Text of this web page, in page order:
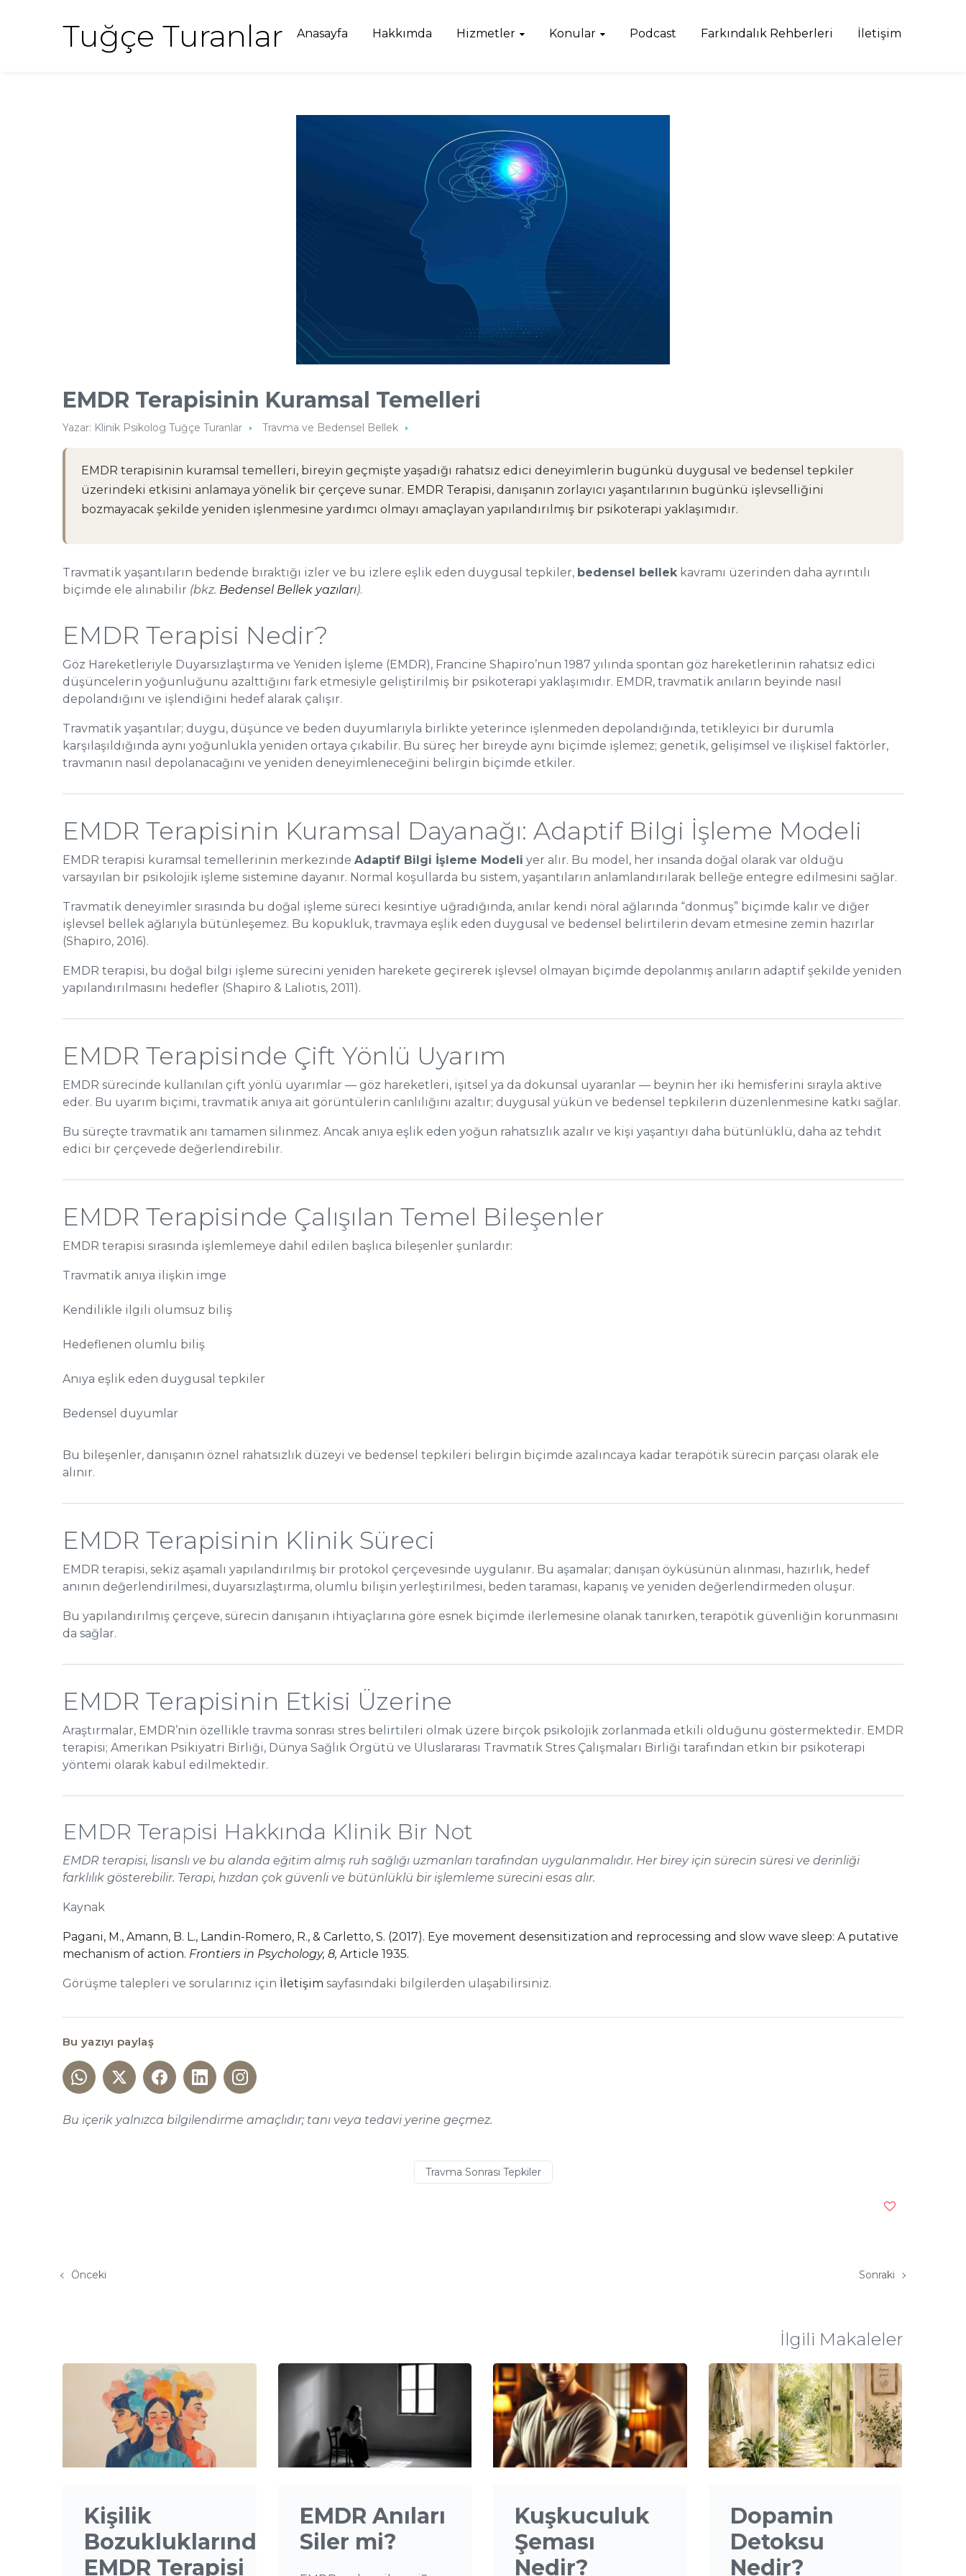
Tuğçe Turanlar Anasayfa Hakkımda Hizmetler Konular Podcast Farkındalık Rehberleri İletişim
EMDR Terapisinin Kuramsal Temelleri
Yazar: Klinik Psikolog Tuğçe Turanlar Travma ve Bedensel Bellek
EMDR terapisinin kuramsal temelleri, bireyin geçmişte yaşadığı rahatsız edici deneyimlerin bugünkü duygusal ve bedensel tepkiler
üzerindeki etkisini anlamaya yönelik bir çerçeve sunar. EMDR Terapisi, danışanın zorlayıcı yaşantılarının bugünkü işlevselliğini
bozmayacak şekilde yeniden işlenmesine yardımcı olmayı amaçlayan yapılandırılmış bir psikoterapi yaklaşımıdır.
Travmatik yaşantıların bedende bıraktığı izler ve bu izlere eşlik eden duygusal tepkiler, bedensel bellekkavramı üzerinden daha ayrıntılı
biçimde ele alınabilir (bkz. Bedensel Bellek yazıları).
EMDR Terapisi Nedir?
Göz Hareketleriyle Duyarsızlaştırma ve Yeniden İşleme (EMDR), Francine Shapiro’nun 1987 yılında spontan göz hareketlerinin rahatsız edici
düşüncelerin yoğunluğunu azalttığını fark etmesiyle geliştirilmiş bir psikoterapi yaklaşımıdır. EMDR, travmatik anıların beyinde nasıl
depolandığını ve işlendiğini hedef alarak çalışır.
Travmatik yaşantılar; duygu, düşünce ve beden duyumlarıyla birlikte yeterince işlenmeden depolandığında, tetikleyici bir durumla
karşılaşıldığında aynı yoğunlukla yeniden ortaya çıkabilir. Bu süreç her bireyde aynı biçimde işlemez; genetik, gelişimsel ve ilişkisel faktörler,
travmanın nasıl depolanacağını ve yeniden deneyimleneceğini belirgin biçimde etkiler.
EMDR Terapisinin Kuramsal Dayanağı: Adaptif Bilgi İşleme Modeli
EMDR terapisi kuramsal temellerinin merkezinde Adaptif Bilgi İşleme Modeli yer alır. Bu model, her insanda doğal olarak var olduğu
varsayılan bir psikolojik işleme sistemine dayanır. Normal koşullarda bu sistem, yaşantıların anlamlandırılarak belleğe entegre edilmesini sağlar.
Travmatik deneyimler sırasında bu doğal işleme süreci kesintiye uğradığında, anılar kendi nöral ağlarında “donmuş” biçimde kalır ve diğer
işlevsel bellek ağlarıyla bütünleşemez. Bu kopukluk, travmaya eşlik eden duygusal ve bedensel belirtilerin devam etmesine zemin hazırlar
(Shapiro, 2016).
EMDR terapisi, bu doğal bilgi işleme sürecini yeniden harekete geçirerek işlevsel olmayan biçimde depolanmış anıların adaptif şekilde yeniden
yapılandırılmasını hedefler (Shapiro & Laliotis, 2011).
EMDR Terapisinde Çift Yönlü Uyarım
EMDR sürecinde kullanılan çift yönlü uyarımlar — göz hareketleri, işitsel ya da dokunsal uyaranlar — beynin her iki hemisferini sırayla aktive
eder. Bu uyarım biçimi, travmatik anıya ait görüntülerin canlılığını azaltır; duygusal yükün ve bedensel tepkilerin düzenlenmesine katkı sağlar.
Bu süreçte travmatik anı tamamen silinmez. Ancak anıya eşlik eden yoğun rahatsızlık azalır ve kişi yaşantıyı daha bütünlüklü, daha az tehdit
edici bir çerçevede değerlendirebilir.
EMDR Terapisinde Çalışılan Temel Bileşenler
EMDR terapisi sırasında işlemlemeye dahil edilen başlıca bileşenler şunlardır:
Travmatik anıya ilişkin imge
Kendilikle ilgili olumsuz biliş
Hedeflenen olumlu biliş
Anıya eşlik eden duygusal tepkiler
Bedensel duyumlar
Bu bileşenler, danışanın öznel rahatsızlık düzeyi ve bedensel tepkileri belirgin biçimde azalıncaya kadar terapötik sürecin parçası olarak ele
alınır.
EMDR Terapisinin Klinik Süreci
EMDR terapisi, sekiz aşamalı yapılandırılmış bir protokol çerçevesinde uygulanır. Bu aşamalar; danışan öyküsünün alınması, hazırlık, hedef
anının değerlendirilmesi, duyarsızlaştırma, olumlu bilişin yerleştirilmesi, beden taraması, kapanış ve yeniden değerlendirmeden oluşur.
Bu yapılandırılmış çerçeve, sürecin danışanın ihtiyaçlarına göre esnek biçimde ilerlemesine olanak tanırken, terapötik güvenliğin korunmasını
da sağlar.
EMDR Terapisinin Etkisi Üzerine
Araştırmalar, EMDR’nin özellikle travma sonrası stres belirtileri olmak üzere birçok psikolojik zorlanmada etkili olduğunu göstermektedir. EMDR
terapisi; Amerikan Psikiyatri Birliği, Dünya Sağlık Örgütü ve Uluslararası Travmatik Stres Çalışmaları Birliği tarafından etkin bir psikoterapi
yöntemi olarak kabul edilmektedir.
EMDR Terapisi Hakkında Klinik Bir Not
EMDR terapisi, lisanslı ve bu alanda eğitim almış ruh sağlığı uzmanları tarafından uygulanmalıdır. Her birey için sürecin süresi ve derinliği
farklılık gösterebilir. Terapi, hızdan çok güvenli ve bütünlüklü bir işlemleme sürecini esas alır.
Kaynak
Pagani, M., Amann, B. L., Landin-Romero, R., & Carletto, S. (2017). Eye movement desensitization and reprocessing and slow wave sleep: A putative
mechanism of action. Frontiers in Psychology, 8, Article 1935.
Görüşme talepleri ve sorularınız için İletişim sayfasındaki bilgilerden ulaşabilirsiniz.
Bu yazıyı paylaş
Bu içerik yalnızca bilgilendirme amaçlıdır; tanı veya tedavi yerine geçmez.
Travma Sonrası Tepkiler
Önceki Sonraki
İlgili Makaleler
Kişilik
Bozukluklarında
EMDR Terapisi
EMDR Anıları
Siler mi?
Kuşkuculuk
Şeması
Nedir?
Dopamin
Detoksu
Nedir?